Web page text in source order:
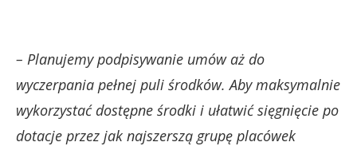
– Planujemy podpisywanie umów aż do
wyczerpania pełnej puli środków. Aby maksymalnie
wykorzystać dostępne środki i ułatwić sięgnięcie po
dotacje przez jak najszerszą grupę placówek